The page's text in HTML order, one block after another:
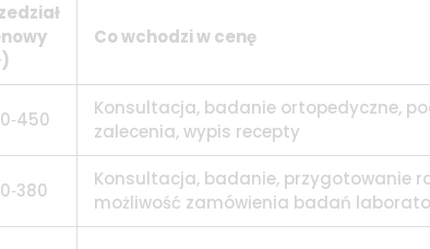
Co wchodzi w cenę
Konsultacja, badanie ortopedyczne,
zalecenia, wypis recepty
Konsultacja, badanie, przygotowanie
możliwość zamówienia badań